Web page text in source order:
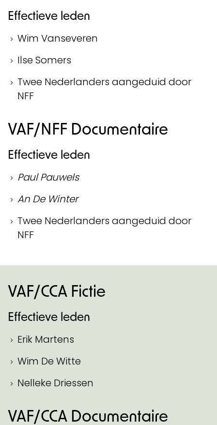
Effectieve leden
Wim Vanseveren
Ilse Somers
Twee Nederlanders aangeduid door
NFF
VAF/NFF Documentaire
Effectieve leden
Paul Pauwels
An De Winter
Twee Nederlanders aangeduid door
NFF
VAF/CCA Fictie
Effectieve leden
Erik Martens
Wim De Witte
Nelleke Driessen
VAF/CCA Documentaire